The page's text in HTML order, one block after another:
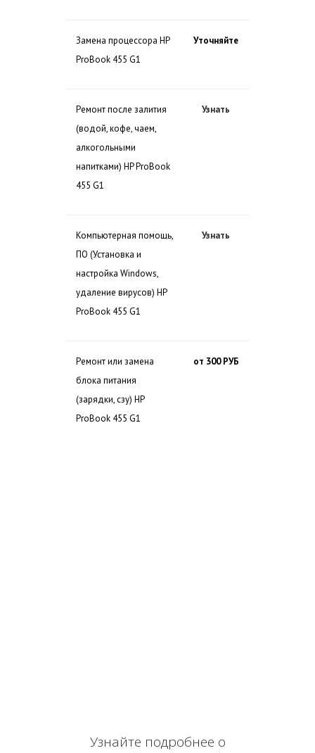
Замена процессора HP
ProBook 455 G1
Уточняйте
Ремонт после залития
(водой, кофе, чаем,
алкогольными
напитками) HP ProBook
455 G1
Узнать
Компьютерная помощь,
ПО (Установка и
настройка Windows,
удаление вирусов) HP
ProBook 455 G1
Узнать
Ремонт или замена
блока питания
(зарядки, сзу) HP
ProBook 455 G1
от 300 РУБ
Узнайте подробнее о